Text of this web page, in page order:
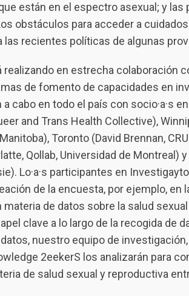
están en el espectro asexual; y las
obstáculos para acceder a
las recientes políticas de algunas
realizando en estrecha colaboración
de fomento de capacidades en
cabo en todo el país con socio·a·s
and Trans Health Collective),
Toronto (David Brennan,
Qollab, Universidad de Montreal)
Lo·a·s participantes en
de la encuesta, por ejemplo, en
materia de datos sobre la salud
clave a lo largo de la recogida de
nuestro equipo de investigación,
2eekerS los analizarán para
de salud sexual y reproductiva